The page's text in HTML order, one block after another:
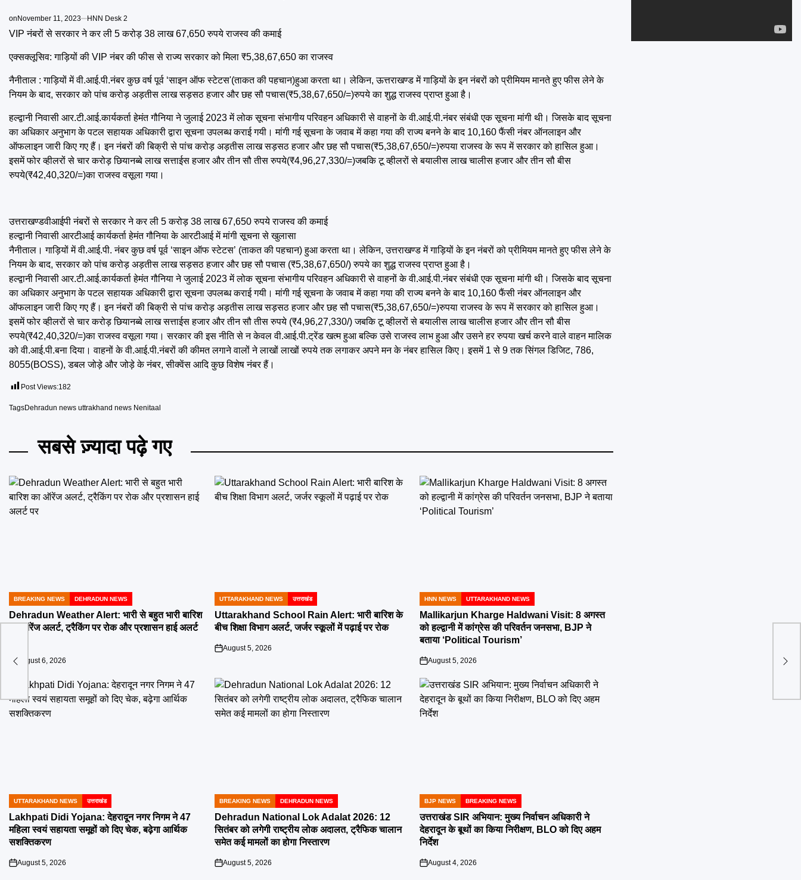
onNovember 11, 2023 HNN Desk 2
VIP नंबरों से सरकार ने कर ली 5 करोड़ 38 लाख 67,650 रुपये राजस्व की कमाई
एक्सक्लूसिव: गाड़ियों की VIP नंबर की फीस से राज्य सरकार को मिला ₹5,38,67,650 का राजस्व
नैनीताल : गाड़ियों में वी.आई.पी.नंबर कुछ वर्ष पूर्व ‘साइन ऑफ स्टेटस'(ताकत की पहचान)हुआ करता था। लेकिन, ऊत्तराखण्ड में गाड़ियों के इन नंबरों को प्रीमियम मानते हुए फीस लेने के
नियम के बाद, सरकार को पांच करोड़ अड़तीस लाख सड़सठ हजार और छह सौ पचास(₹5,38,67,650/=)रुपये का शुद्ध राजस्व प्राप्त हुआ है।
हल्द्वानी निवासी आर.टी.आई.कार्यकर्ता हेमंत गौनिया ने जुलाई 2023 में लोक सूचना संभागीय परिवहन अधिकारी से वाहनों के वी.आई.पी.नंबर संबंधी एक सूचना मांगी थी। जिसके बाद सूचना
का अधिकार अनुभाग के पटल सहायक अधिकारी द्वारा सूचना उपलब्ध कराई गयी। मांगी गई सूचना के जवाब में कहा गया की राज्य बनने के बाद 10,160 फैंसी नंबर ऑनलाइन और
ऑफलाइन जारी किए गए हैं। इन नंबरों की बिक्री से पांच करोड़ अड़तीस लाख सड़सठ हजार और छह सौ पचास(₹5,38,67,650/=)रुपया राजस्व के रूप में सरकार को हासिल हुआ।
इसमें फोर व्हीलरों से चार करोड़ छियानब्बे लाख सत्ताईस हजार और तीन सौ तीस रुपये(₹4,96,27,330/=)जबकि टू व्हीलरों से बयालीस लाख चालीस हजार और तीन सौ बीस
रुपये(₹42,40,320/=)का राजस्व वसूला गया।
उत्तराखण्डवीआईपी नंबरों से सरकार ने कर ली 5 करोड़ 38 लाख 67,650 रुपये राजस्व की कमाई
हल्द्वानी निवासी आरटीआई कार्यकर्ता हेमंत गौनिया के आरटीआई में मांगी सूचना से खुलासा
नैनीताल। गाड़ियों में वी.आई.पी. नंबर कुछ वर्ष पूर्व ‘साइन ऑफ स्टेटस’ (ताकत की पहचान) हुआ करता था। लेकिन, उत्तराखण्ड में गाड़ियों के इन नंबरों को प्रीमियम मानते हुए फीस लेने के
नियम के बाद, सरकार को पांच करोड़ अड़तीस लाख सड़सठ हजार और छह सौ पचास (₹5,38,67,650/) रुपये का शुद्ध राजस्व प्राप्त हुआ है।
हल्द्वानी निवासी आर.टी.आई.कार्यकर्ता हेमंत गौनिया ने जुलाई 2023 में लोक सूचना संभागीय परिवहन अधिकारी से वाहनों के वी.आई.पी.नंबर संबंधी एक सूचना मांगी थी। जिसके बाद सूचना
का अधिकार अनुभाग के पटल सहायक अधिकारी द्वारा सूचना उपलब्ध कराई गयी। मांगी गई सूचना के जवाब में कहा गया की राज्य बनने के बाद 10,160 फैंसी नंबर ऑनलाइन और
ऑफलाइन जारी किए गए हैं। इन नंबरों की बिक्री से पांच करोड़ अड़तीस लाख सड़सठ हजार और छह सौ पचास(₹5,38,67,650/=)रुपया राजस्व के रूप में सरकार को हासिल हुआ।
इसमें फोर व्हीलरों से चार करोड़ छियानब्बे लाख सत्ताईस हजार और तीन सौ तीस रुपये (₹4,96,27,330/) जबकि टू व्हीलरों से बयालीस लाख चालीस हजार और तीन सौ बीस
रुपये(₹42,40,320/=)का राजस्व वसूला गया। सरकार की इस नीति से न केवल वी.आई.पी.ट्रेंड खत्म हुआ बल्कि उसे राजस्व लाभ हुआ और उसने हर रुपया खर्च करने वाले वाहन मालिक
को वी.आई.पी.बना दिया। वाहनों के वी.आई.पी.नंबरों की कीमत लगाने वालों ने लाखों लाखों रुपये तक लगाकर अपने मन के नंबर हासिल किए। इसमें 1 से 9 तक सिंगल डिजिट, 786,
8055(BOSS), डबल जोड़े और जोड़े के नंबर, सीक्वेंस आदि कुछ विशेष नंबर हैं।
Post Views:182
TagsDehradun news uttrakhand news Nenitaal
सबसे ज़्यादा पढ़े गए
POSTED
IN
BREAKING NEWS DEHRADUN NEWS
Dehradun Weather Alert: भारी से बहुत भारी बारिश
का ऑरेंज अलर्ट, ट्रैकिंग पर रोक और प्रशासन हाई अलर्ट
on
August 6, 2026
POSTED
IN
UTTARAKHAND NEWS उत्तराखंड
Uttarakhand School Rain Alert: भारी बारिश के
बीच शिक्षा विभाग अलर्ट, जर्जर स्कूलों में पढ़ाई पर रोक
on
August 5, 2026
POSTED
IN
HNN NEWS UTTARAKHAND NEWS
Mallikarjun Kharge Haldwani Visit: 8 अगस्त
को हल्द्वानी में कांग्रेस की परिवर्तन जनसभा, BJP ने
बताया ‘Political Tourism’
on
August 5, 2026
POSTED
IN
UTTARAKHAND NEWS उत्तराखंड
Lakhpati Didi Yojana: देहरादून नगर निगम ने 47
महिला स्वयं सहायता समूहों को दिए चेक, बढ़ेगा आर्थिक
सशक्तिकरण
on
August 5, 2026
POSTED
IN
BREAKING NEWS DEHRADUN NEWS
Dehradun National Lok Adalat 2026: 12
सितंबर को लगेगी राष्ट्रीय लोक अदालत, ट्रैफिक चालान
समेत कई मामलों का होगा निस्तारण
on
August 5, 2026
POSTED
IN
BJP NEWS BREAKING NEWS
उत्तराखंड SIR अभियान: मुख्य निर्वाचन अधिकारी ने
देहरादून के बूथों का किया निरीक्षण, BLO को दिए अहम
निर्देश
on
August 4, 2026